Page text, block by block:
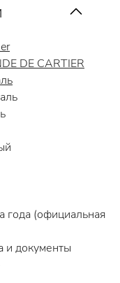
DE CARTIER
года (официальная
и документы